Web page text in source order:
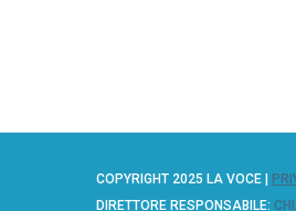
COPYRIGHT 2025 LA VOCE |
DIRETTORE RESPONSABILE: